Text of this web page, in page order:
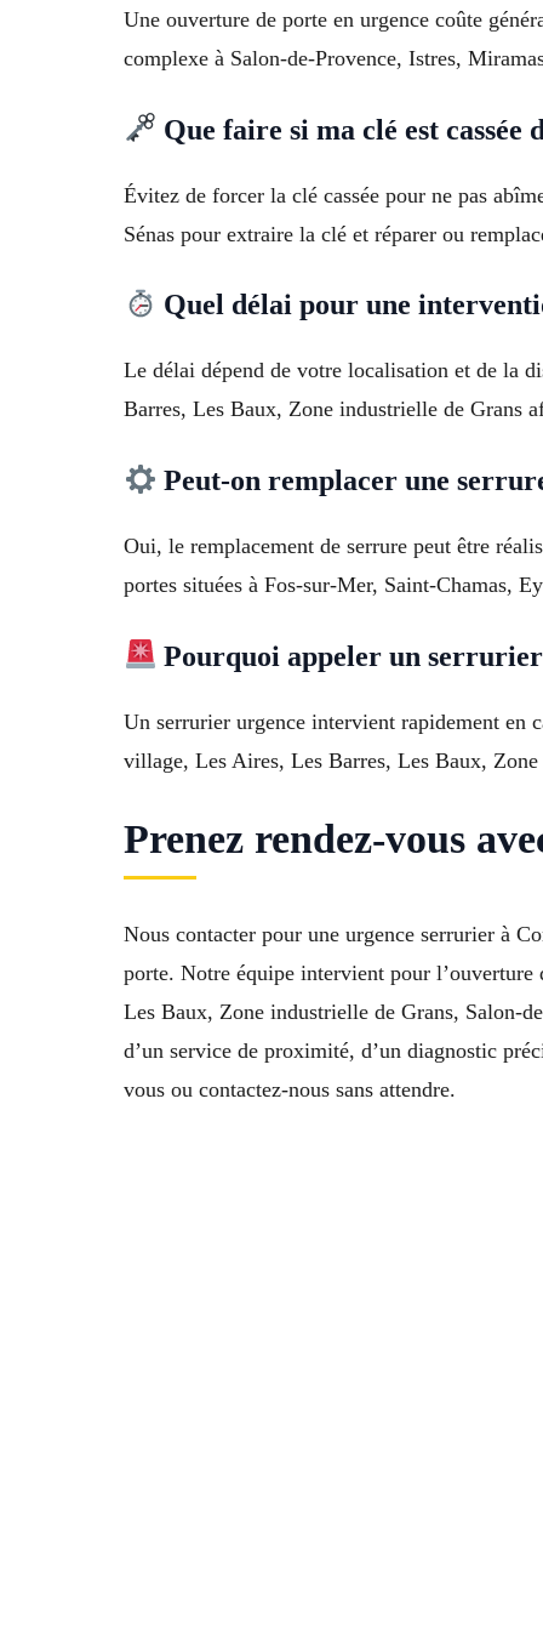
Une ouverture de porte en urgence coûte
complexe à Salon-de-Provence, Istres,
Que faire si ma clé est cassée
Évitez de forcer la clé cassée pour ne pas
Sénas pour extraire la clé et réparer ou
Quel délai pour une
Le délai dépend de votre localisation et de la
Barres, Les Baux, Zone industrielle de Grans
Peut-on remplacer une
Oui, le remplacement de serrure peut être
portes situées à Fos-sur-Mer, Saint-Chamas,
Pourquoi appeler un
Un serrurier urgence intervient rapidement en
village, Les Aires, Les Barres, Les Baux,
Prenez rendez-vous
Nous contacter pour une urgence serrurier à
porte. Notre équipe intervient pour
Les Baux, Zone industrielle de Grans, Salon-
d’un service de proximité, d’un diagnostic
vous ou contactez-nous sans attendre.